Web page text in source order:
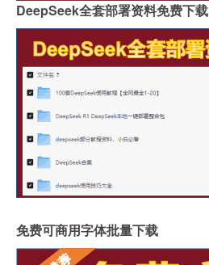
DeepSeek全套部署资料免费下载
免费可商用字体批量下载